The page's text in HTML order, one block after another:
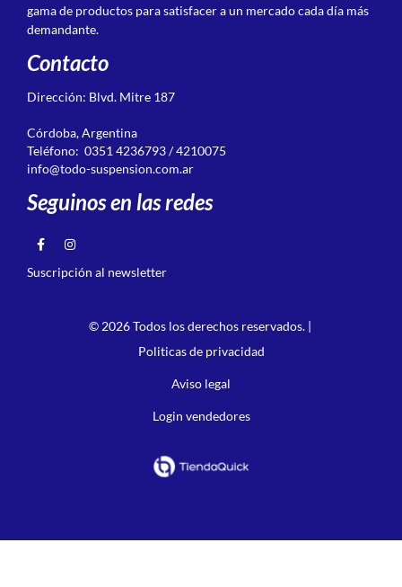
gama de productos para satisfacer a un mercado cada día más
demandante.
Contacto
Dirección: Blvd. Mitre 187
Córdoba, Argentina
Teléfono: 0351 4236793 / 4210075
info@todo-suspension.com.ar
Seguinos en las redes
Suscripción al newsletter
© 2026 Todos los derechos reservados. |
Politicas de privacidad
Aviso legal
Login vendedores